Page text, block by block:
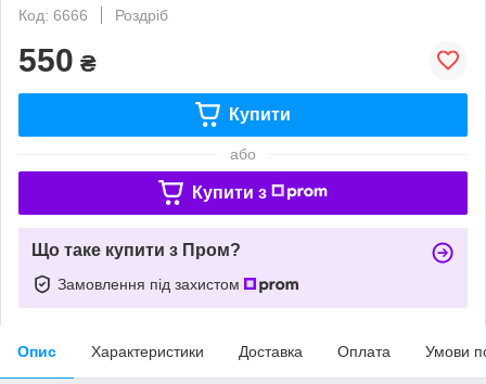
Код: 6666
Роздріб
550 ₴
Купити
або
Купити з
Що таке купити з Пром?
Замовлення під захистом
Опис Характеристики Доставка Оплата Умови